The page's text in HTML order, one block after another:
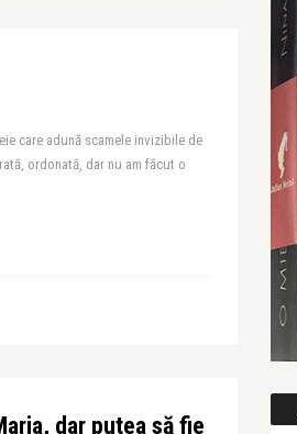
care adună scamele invizibile de
ordonată, dar nu am făcut o
dar putea să fie